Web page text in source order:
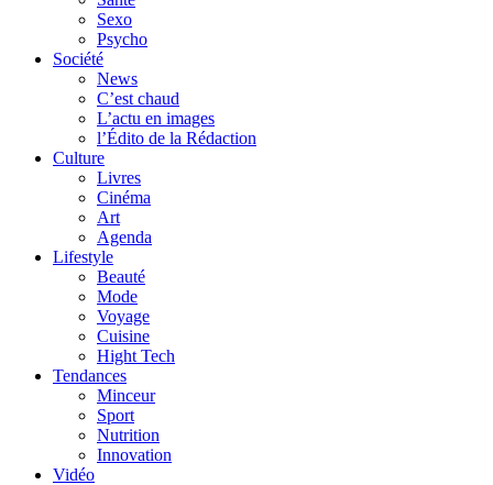
Sexo
Psycho
Société
News
C’est chaud
L’actu en images
l’Édito de la Rédaction
Culture
Livres
Cinéma
Art
Agenda
Lifestyle
Beauté
Mode
Voyage
Cuisine
Hight Tech
Tendances
Minceur
Sport
Nutrition
Innovation
Vidéo